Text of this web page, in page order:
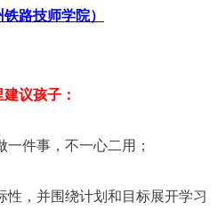
铁路技师学院）
议孩子：
一件事，不一心二用；
性，并围绕计划和目标展开学习